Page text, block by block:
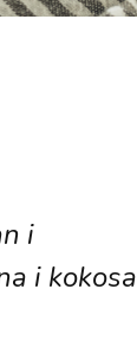
i
i kokosa